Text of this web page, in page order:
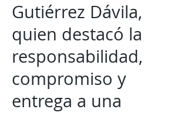
Gutiérrez Dávila,
quien destacó la
responsabilidad,
compromiso y
entrega a una